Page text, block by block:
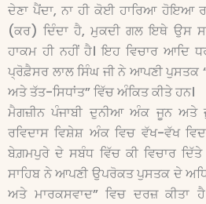
ਦੇਣਾ ਪੈਂਦਾ, ਨਾ ਹੀ ਕੋਈ ਹਾਰਿਆ ਹੋਇਆ
(ਕਰ) ਦਿੰਦਾ ਹੈ, ਮੁਕਦੀ ਗਲ ਇਥੇ ਉਸ
ਹਾਕਮ ਹੀ ਨਹੀਂ ਹੈ। ਇਹ ਵਿਚਾਰ
ਪ੍ਰੋਫ਼ੈਸਰ ਲਾਲ ਸਿੰਘ ਜੀ ਨੇ ਆਪਣੀ ਪੁਸਤਕ
ਅਤੇ ਤੱਤ-ਸਿਧਾਂਤ” ਵਿੱਚ ਅੰਕਿਤ ਕੀਤੇ ਹਨ।
ਮੈਗਜ਼ੀਨ ਪੰਜਾਬੀ ਦੁਨੀਆ ਅੰਕ ਜੂਨ ਅਤੇ
ਰਵਿਦਾਸ ਵਿਸ਼ੇਸ਼ ਅੰਕ ਵਿਚ ਵੱਖ-ਵੱਖ
ਬੇਗ਼ਮਪੁਰੇ ਦੇ ਸਬੰਧ ਵਿੱਚ ਕੀ ਵਿਚਾਰ
ਸਾਹਿਬ ਨੇ ਆਪਣੀ ਉਪਰੋਕਤ ਪੁਸਤਕ ਦੇ
ਅਤੇ ਮਾਰਕਸਵਾਦ” ਵਿਚ ਦਰਜ਼ ਕੀਤਾ